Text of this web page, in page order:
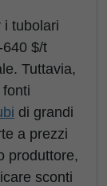
i tubolari
$/t
Tuttavia,
di grandi
a prezzi
produttore,
sconti